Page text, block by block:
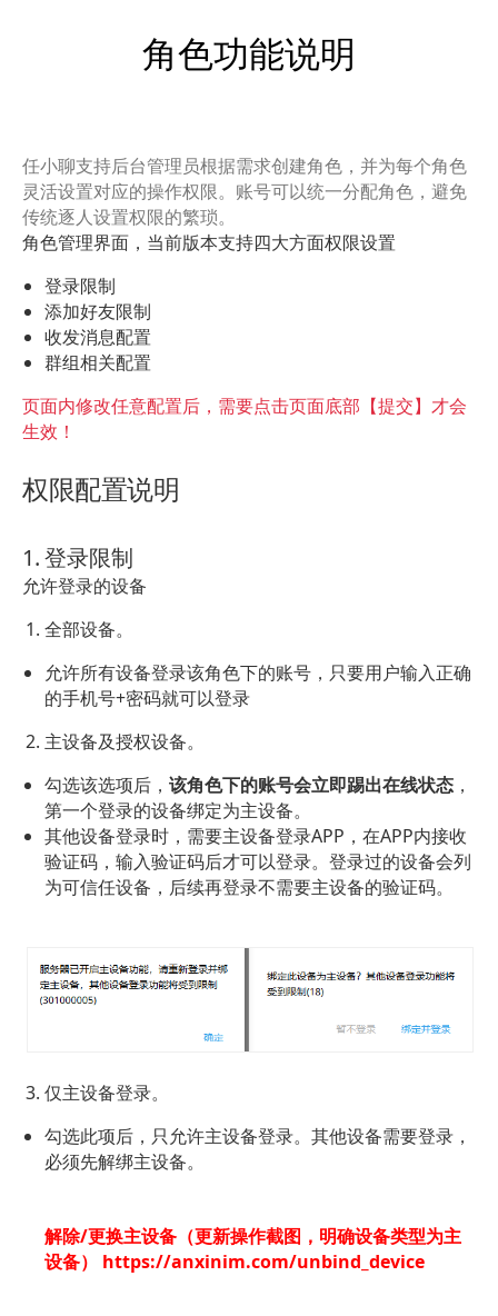
角色功能说明
任小聊支持后台管理员根据需求创建角色，并为每个角色
灵活设置对应的操作权限。账号可以统一分配角色，避免
传统逐人设置权限的繁琐。
角色管理界面，当前版本支持四大方面权限设置
登录限制
添加好友限制
收发消息配置
群组相关配置
页面内修改任意配置后，需要点击页面底部【提交】才会
生效！
权限配置说明
1. 登录限制
允许登录的设备
全部设备。
允许所有设备登录该角色下的账号，只要用户输入正确
的手机号+密码就可以登录
主设备及授权设备。
勾选该选项后， 该角色下的账号会立即踢出在线状态 ，
第一个登录的设备绑定为主设备。
其他设备登录时，需要主设备登录APP，在APP内接收
验证码，输入验证码后才可以登录。登录过的设备会列
为可信任设备，后续再登录不需要主设备的验证码。
仅主设备登录。
勾选此项后，只允许主设备登录。其他设备需要登录，
必须先解绑主设备。
解除/更换主设备（更新操作截图，明确设备类型为主
设备） https://anxinim.com/unbind_device